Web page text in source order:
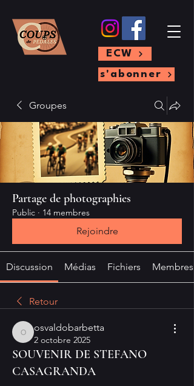
s'abonner
ECW
Groupes
Partage de photographies
Public · 14 membres
Rejoindre
Discussion Médias Fichiers Membres
Retour
osvaldobarbetta
osvaldobarbetta
2 octobre 2025
SOUVENIR DE STEFANO
CASAGRANDA